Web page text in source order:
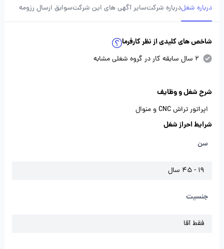
درباره شغلدرباره شرکتسایر آگهی های این شرکتسوابق ارسال رزومه
شاخص های کلیدی از نظر کارفرما
2 سال سابقه کار در گروه شغلی مشابه
شرح شغل و وظایف
اپراتور تراش CNC و منوال
شرایط احراز شغل
سن
19 - 45 سال
جنسیت
فقط آقا